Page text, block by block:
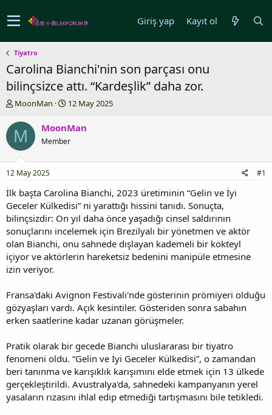
Giriş yap Kayıt ol
Tiyatro
Carolina Bianchi'nin son parçası onu
bilinçsizce attı. “Kardeşlik” daha zor.
K
n
u
y
b
a
ş
a
t
a
n
MoonMan
B
ş
a
ç
t
a
r
i
h
i
12 May 2025
M MoonMan
Member
12 May 2025 #1
İlk başta Carolina Bianchi, 2023 üretiminin “Gelin ve İyi
Geceler Külkedisi” ni yarattığı hissini tanıdı. Sonuçta,
bilinçsizdir: On yıl daha önce yaşadığı cinsel saldırının
sonuçlarını incelemek için Brezilyalı bir yönetmen ve aktör
olan Bianchi, onu sahnede dışlayan kademeli bir kokteyl
içiyor ve aktörlerin hareketsiz bedenini manipüle etmesine
izin veriyor.
Fransa'daki Avignon Festivali'nde gösterinin prömiyeri olduğu
gözyaşları vardı. Açık kesintiler. Gösteriden sonra sabahın
erken saatlerine kadar uzanan görüşmeler.
Pratik olarak bir gecede Bianchi uluslararası bir tiyatro
fenomeni oldu. “Gelin ve İyi Geceler Külkedisi”, o zamandan
beri tanınma ve karışıklık karışımını elde etmek için 13 ülkede
gerçekleştirildi. Avustralya'da, sahnedeki kampanyanın yerel
yasaların rızasını ihlal edip etmediği tartışmasını bile tetikledi.